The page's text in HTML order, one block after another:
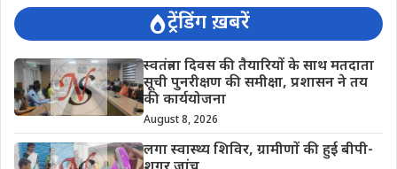
ट्रेंडिंग ख़बरें
स्वतंत्रता दिवस की तैयारियों के साथ मतदाता
सूची पुनरीक्षण की समीक्षा, प्रशासन ने तय
की कार्ययोजना
August 8, 2026
लगा स्वास्थ्य शिविर, ग्रामीणों की हुई बीपी-